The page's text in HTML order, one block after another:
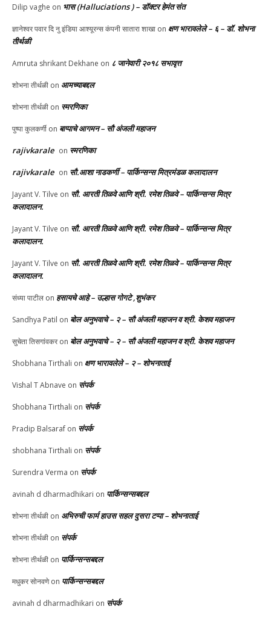
Dilip vaghe on भास (Halluciations ) – डॉक्टर हेमंत संत
ज्ञानेश्वर पवार दि नु इंडिया आश्यूरन्स कंपनी सातारा शाखा on क्षण भारावलेले – ६ – डॉ. शोभना
तीर्थळी
Amruta shrikant Dekhane on ८ जानेवारी २०१८ सभावृत्त
शोभना तीर्थळी on आमच्याबद्दल
शोभना तीर्थळी on स्मरणिका
पुष्पा कुलकर्णी on बाप्पाचे आगमन – सौ अंजली महाजन
rajivkarale on स्मरणिका
rajivkarale on सौ.आशा नाडकर्णी – पार्किन्सन्स मित्रमंडळ कलादालन
Jayant V. Tilve on सौ. आरती तिळवे आणि श्री. रमेश तिळवे – पार्किन्सन्स मित्र
कलादालन.
Jayant V. Tilve on सौ. आरती तिळवे आणि श्री. रमेश तिळवे – पार्किन्सन्स मित्र
कलादालन.
Jayant V. Tilve on सौ. आरती तिळवे आणि श्री. रमेश तिळवे – पार्किन्सन्स मित्र
कलादालन.
संध्या पाटील on हसायचे आहे – उल्हास गोगटे ,शुभंकर
Sandhya Patil on बोल अनुभवाचे – २ – सौ अंजली महाजन व श्री. केशव महाजन
सुचेता तिसगांवकरon बोल अनुभवाचे – २ – सौ अंजली महाजन व श्री. केशव महाजन
Shobhana Tirthali on क्षण भारावलेले – २ – शोभनाताई
Vishal T Abnave on संपर्क
Shobhana Tirthali on संपर्क
Pradip Balsaraf on संपर्क
shobhana Tirthali on संपर्क
Surendra Verma on संपर्क
avinah d dharmadhikari on पार्किन्सन्सबद्दल
शोभना तीर्थळी on अभिरुची फार्म हाउस सहल दुसरा टप्पा – शोभनाताई
शोभना तीर्थळी on संपर्क
शोभना तीर्थळी on पार्किन्सन्सबद्दल
मधुकर सोनवणेon पार्किन्सन्सबद्दल
avinah d dharmadhikari on संपर्क